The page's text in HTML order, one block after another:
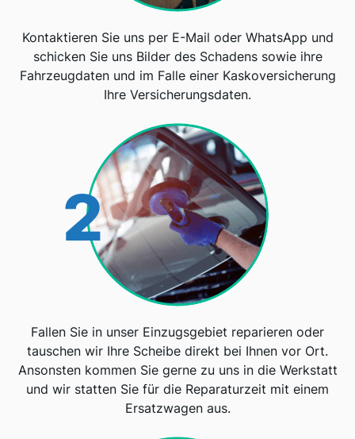
Kontaktieren Sie uns per E-Mail oder WhatsApp und
schicken Sie uns Bilder des Schadens sowie ihre
Fahrzeugdaten und im Falle einer Kaskoversicherung
Ihre Versicherungsdaten.
2
Fallen Sie in unser Einzugsgebiet reparieren oder
tauschen wir Ihre Scheibe direkt bei Ihnen vor Ort.
Ansonsten kommen Sie gerne zu uns in die Werkstatt
und wir statten Sie für die Reparaturzeit mit einem
Ersatzwagen aus.